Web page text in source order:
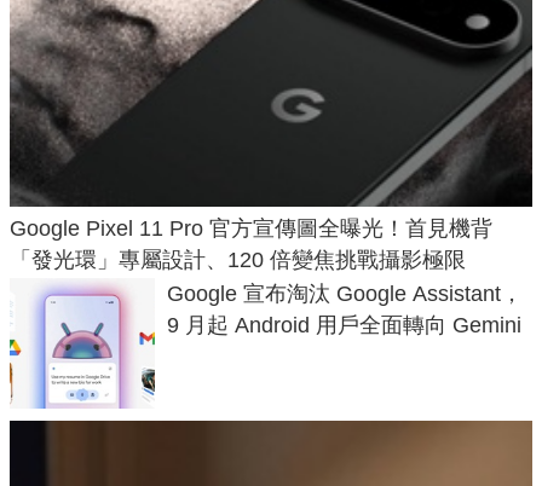
Google Pixel 11 Pro 官方宣傳圖全曝光！首見機背
「發光環」專屬設計、120 倍變焦挑戰攝影極限
Google 宣布淘汰 Google Assistant，
9 月起 Android 用戶全面轉向 Gemini